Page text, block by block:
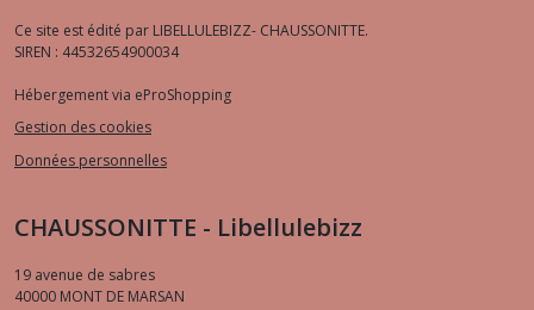
Ce site est édité par LIBELLULEBIZZ- CHAUSSONITTE.
SIREN : 44532654900034
Hébergement via eProShopping
Gestion des cookies
Données personnelles
CHAUSSONITTE - Libellulebizz
19 avenue de sabres
40000 MONT DE MARSAN